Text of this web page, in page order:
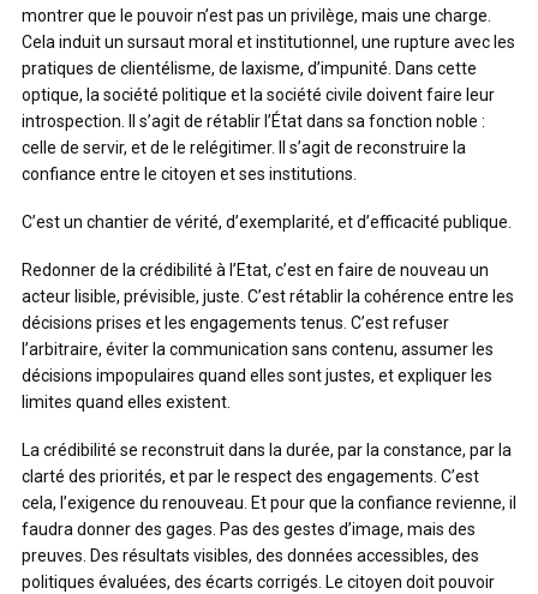
montrer que le pouvoir n’est pas un privilège, mais une charge.
Cela induit un sursaut moral et institutionnel, une rupture avec les
pratiques de clientélisme, de laxisme, d’impunité. Dans cette
optique, la société politique et la société civile doivent faire leur
introspection. Il s’agit de rétablir l’État dans sa fonction noble :
celle de servir, et de le relégitimer. Il s’agit de reconstruire la
confiance entre le citoyen et ses institutions.
C’est un chantier de vérité, d’exemplarité, et d’efficacité publique.
Redonner de la crédibilité à l’Etat, c’est en faire de nouveau un
acteur lisible, prévisible, juste. C’est rétablir la cohérence entre les
décisions prises et les engagements tenus. C’est refuser
l’arbitraire, éviter la communication sans contenu, assumer les
décisions impopulaires quand elles sont justes, et expliquer les
limites quand elles existent.
La crédibilité se reconstruit dans la durée, par la constance, par la
clarté des priorités, et par le respect des engagements. C’est
cela, l’exigence du renouveau. Et pour que la confiance revienne, il
faudra donner des gages. Pas des gestes d’image, mais des
preuves. Des résultats visibles, des données accessibles, des
politiques évaluées, des écarts corrigés. Le citoyen doit pouvoir